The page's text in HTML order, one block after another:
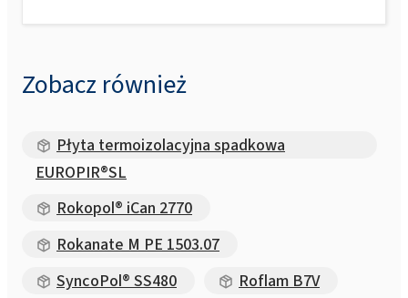
Zobacz również
Płyta termoizolacyjna spadkowa
EUROPIR®SL
Rokopol® iCan 2770
Rokanate M PE 1503.07
SyncoPol® SS480
Roflam B7V